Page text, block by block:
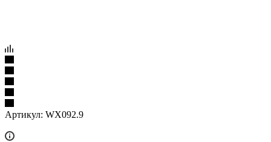
Артикул: WX092.9